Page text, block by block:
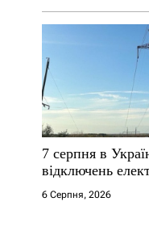
7 серпня в
відключень
6 Серпня, 2026